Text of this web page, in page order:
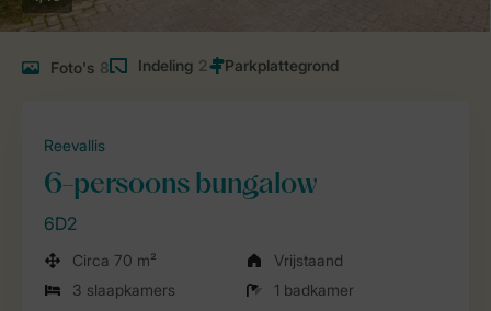
Foto's 8 Indeling 2
Reevallis
6-persoons bungalow
6D2
Circa 70 m²
Vrijstaand
3 slaapkamers
1 badkamer